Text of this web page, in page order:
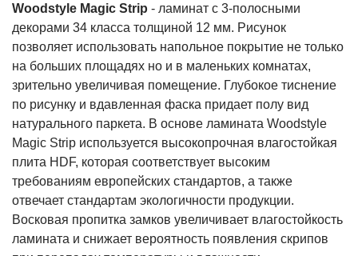
Woodstyle Magic Strip - ламинат с 3-полосными
декорами 34 класса толщиной 12 мм. Рисунок
позволяет использовать напольное покрытие не только
на больших площадях но и в маленьких комнатах,
зрительно увеличивая помещение. Глубокое тиснение
по рисунку и вдавленная фаска придает полу вид
натурального паркета. В основе ламината Woodstyle
Magic Strip используется высокопрочная влагостойкая
плита HDF, которая соответствует высоким
требованиям европейских стандартов, а также
отвечает стандартам экологичности продукции.
Восковая пропитка замков увеличивает влагостойкость
ламината и снижает вероятность появления скрипов